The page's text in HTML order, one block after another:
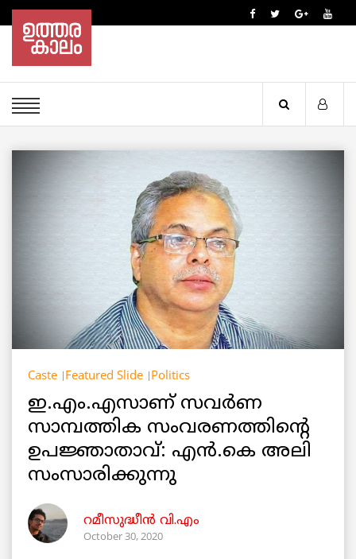
Caste Featured Slide Politics
ഇ.എം.എസാണ് സവർണ
സാമ്പത്തിക സംവരണത്തിന്റെ
ഉപജ്ഞാതാവ്: എൻ.കെ അലി
സംസാരിക്കുന്നു
റമീസുദ്ധീൻ വി.എം
October 30, 2020